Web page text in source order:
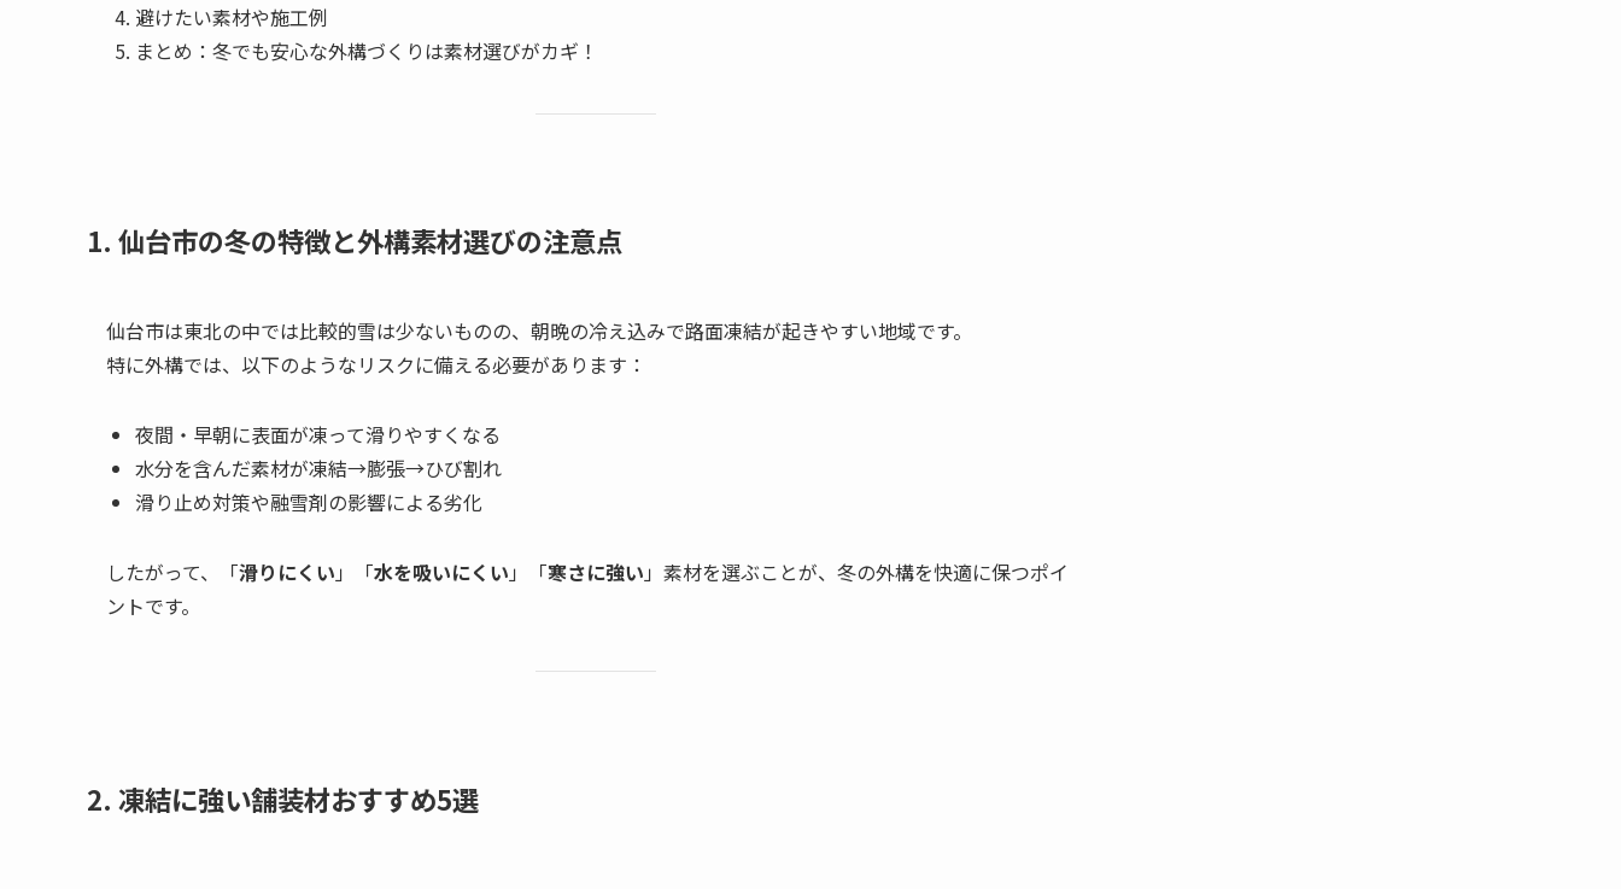
避けたい素材や施工例
まとめ：冬でも安心な外構づくりは素材選びがカギ！
1. 仙台市の冬の特徴と外構素材選びの注意点
仙台市は東北の中では比較的雪は少ないものの、朝晩の冷え込みで路面凍結が起きやすい地域です。
特に外構では、以下のようなリスクに備える必要があります：
夜間・早朝に表面が凍って滑りやすくなる
水分を含んだ素材が凍結→膨張→ひび割れ
滑り止め対策や融雪剤の影響による劣化
したがって、「滑りにくい 」「水を吸いにくい 」「寒さに強い 」素材を選ぶことが、冬の外構を快適に保つポイ
ントです。
2. 凍結に強い舗装材おすすめ5選